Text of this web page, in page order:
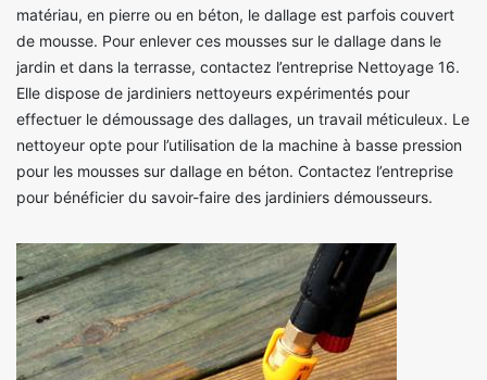
matériau, en pierre ou en béton, le dallage est parfois couvert
de mousse. Pour enlever ces mousses sur le dallage dans le
jardin et dans la terrasse, contactez l’entreprise Nettoyage 16.
Elle dispose de jardiniers nettoyeurs expérimentés pour
effectuer le démoussage des dallages, un travail méticuleux. Le
nettoyeur opte pour l’utilisation de la machine à basse pression
pour les mousses sur dallage en béton. Contactez l’entreprise
pour bénéficier du savoir-faire des jardiniers démousseurs.